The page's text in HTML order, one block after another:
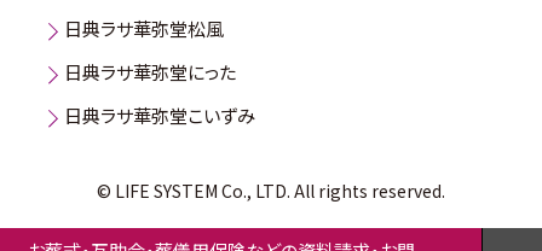
日典ラサ華弥堂松風
日典ラサ華弥堂にった
日典ラサ華弥堂こいずみ
© LIFE SYSTEM Co., LTD. All rights reserved.